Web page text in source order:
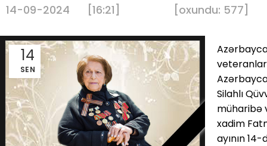
14-09-2024 [16:21] [oxundu: 577]
14
SEN
Silahlı
müharibə
xadim
ayının